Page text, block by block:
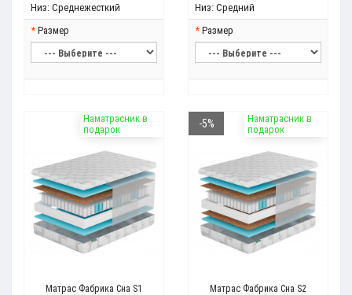
Низ: Среднежесткий
Размер
Низ: Средний
Размер
Наматрасник в
подарок
Матрас Фабрика Сна S1
Наматрасник в
подарок
-5%
Матрас Фабрика Сна S2